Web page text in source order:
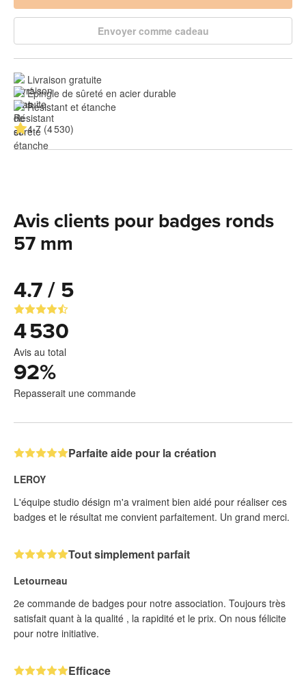
Envoyer comme cadeau
Livraison gratuite
Épingle de sûreté en acier durable
Résistant et étanche
4.7 (4 530)
Avis clients pour badges ronds
57 mm
4.7 / 5
4 530
Avis au total
92%
Repasserait une commande
Parfaite aide pour la création
LEROY
L'équipe studio désign m'a vraiment bien aidé pour réaliser ces
badges et le résultat me convient parfaitement. Un grand merci.
Tout simplement parfait
Letourneau
2e commande de badges pour notre association. Toujours très
satisfait quant à la qualité , la rapidité et le prix. On nous félicite
pour notre initiative.
Efficace